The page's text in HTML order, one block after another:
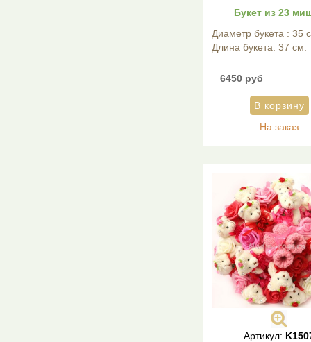
Букет из 23
Диаметр букета : 35
Длина букета: 37 см.
6450 руб
На заказ
Артикул: